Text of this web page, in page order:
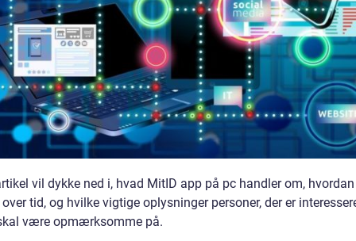
vil dykke ned i, hvad MitID app på pc handler om,
tid, og hvilke vigtige oplysninger personer, der er
være opmærksomme på.